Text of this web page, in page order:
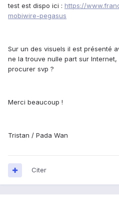
test est dispo ici : https://
mobiwire-pegasus
Sur un des visuels il est présenté
ne la trouve nulle part sur
procurer svp ?
Merci beaucoup !
Tristan / Pada Wan
Citer